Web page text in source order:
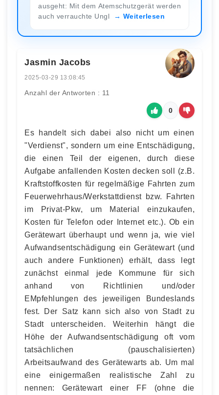
ausgeht: Mit dem Atemschutzgerät werden
auch verrauchte Ungl
Weiterlesen
Jasmin Jacobs
2025-03-29 13:08:45
Anzahl der Antworten : 11
0
Es handelt sich dabei also nicht um einen
"Verdienst", sondern um eine Entschädigung,
die einen Teil der eigenen, durch diese
Aufgabe anfallenden Kosten decken soll (z.B.
Kraftstoffkosten für regelmäßige Fahrten zum
Feuerwehrhaus/Werkstattdienst bzw. Fahrten
im Privat-Pkw, um Material einzukaufen,
Kosten für Telefon oder Internet etc.). Ob ein
Gerätewart überhaupt und wenn ja, wie viel
Aufwandsentschädigung ein Gerätewart (und
auch andere Funktionen) erhält, dass legt
zunächst einmal jede Kommune für sich
anhand von Richtlinien und/oder
EMpfehlungen des jeweiligen Bundeslands
fest. Der Satz kann sich also von Stadt zu
Stadt unterscheiden. Weiterhin hängt die
Höhe der Aufwandsentschädigung oft vom
tatsächlichen (pauschalisierten)
Arbeitsaufwand des Gerätewarts ab. Um mal
eine einigermaßen realistische Zahl zu
nennen: Gerätewart einer FF (ohne die